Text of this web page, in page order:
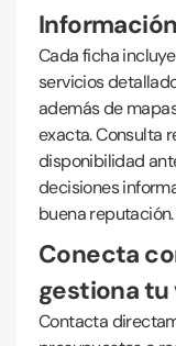
Cada ficha
servicios
además de
exacta. Consulta
disponibilidad
decisiones
buena reputación.
Conecta
gestiona tu
Contacta